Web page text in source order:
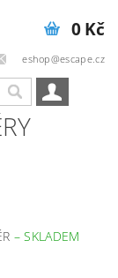
eshop@escape.cz
0 Kč
–SKLADEM